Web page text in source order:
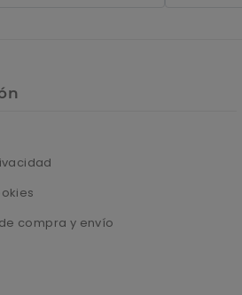
compra y envío